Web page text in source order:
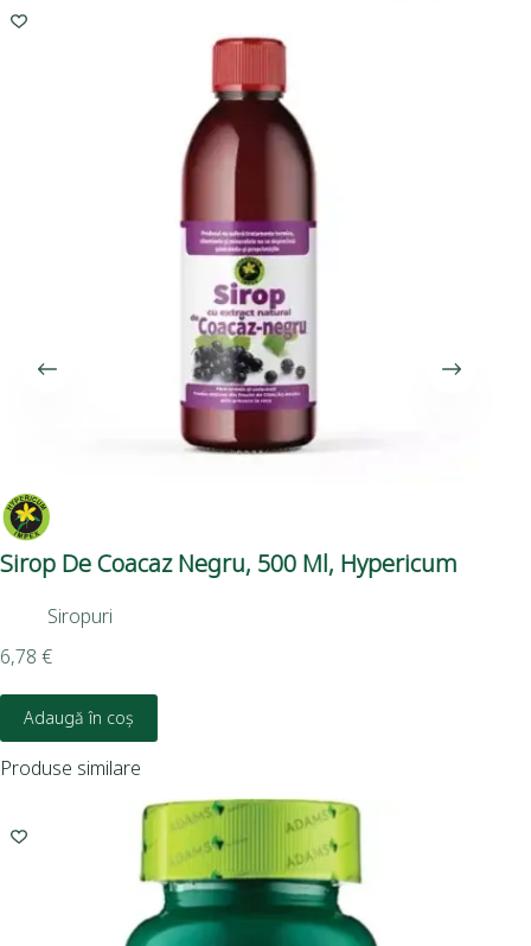
Sirop De Coacaz Negru, 500 Ml, Hypericum
Siropuri
6,78 €
Adaugă în coș
Produse similare